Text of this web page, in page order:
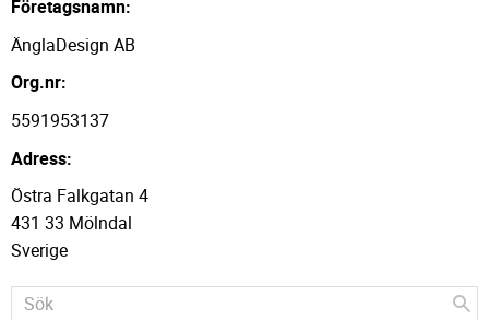
Företagsnamn:
ÄnglaDesign AB
Org.nr:
5591953137
Adress:
Östra Falkgatan 4
431 33 Mölndal
Sverige